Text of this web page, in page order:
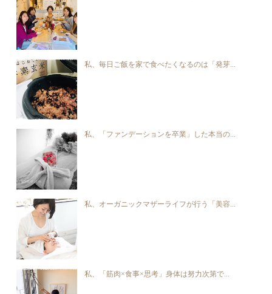
私、毎日ご飯を家で食べたくなるのは「発芽...
私、「ファンデーションを卒業」した本当の...
私、オーガニックマザーライフが行う「美容...
私、「筋肉×食事×思考」身体は努力次第で...